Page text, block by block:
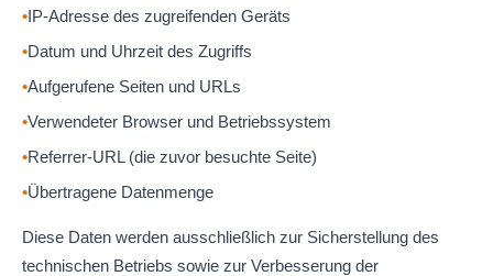
IP-Adresse des zugreifenden Geräts
Datum und Uhrzeit des Zugriffs
Aufgerufene Seiten und URLs
Verwendeter Browser und Betriebssystem
Referrer-URL (die zuvor besuchte Seite)
Übertragene Datenmenge
Diese Daten werden ausschließlich zur Sicherstellung des
technischen Betriebs sowie zur Verbesserung der